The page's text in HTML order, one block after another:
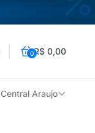
0R$ 0,00
Central Araujo